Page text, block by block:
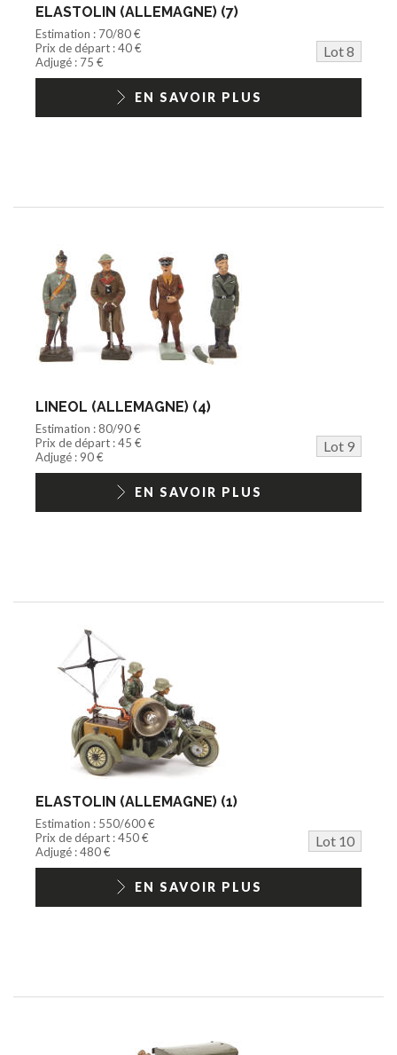
ELASTOLIN (ALLEMAGNE) (7)
Estimation : 70/80 €
Prix de départ : 40 €
Lot 8
Adjugé : 75 €
EN SAVOIR PLUS
LINEOL (ALLEMAGNE) (4)
Estimation : 80/90 €
Prix de départ : 45 €
Lot 9
Adjugé : 90 €
EN SAVOIR PLUS
ELASTOLIN (ALLEMAGNE) (1)
Estimation : 550/600 €
Prix de départ : 450 €
Lot 10
Adjugé : 480 €
EN SAVOIR PLUS